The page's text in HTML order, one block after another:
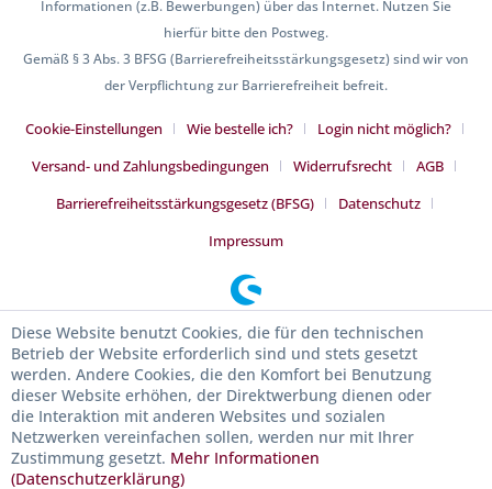
Informationen (z.B. Bewerbungen) über das Internet. Nutzen Sie
hierfür bitte den Postweg.
Gemäß § 3 Abs. 3 BFSG (Barrierefreiheitsstärkungsgesetz) sind wir von
der Verpflichtung zur Barrierefreiheit befreit.
Cookie-Einstellungen Wie bestelle ich?
Login nicht möglich?
Versand- und Zahlungsbedingungen
Widerrufsrecht
AGB
Barrierefreiheitsstärkungsgesetz (BFSG)
Datenschutz
Impressum
Diese Website benutzt Cookies, die für den technischen
Betrieb der Website erforderlich sind und stets gesetzt
werden. Andere Cookies, die den Komfort bei Benutzung
dieser Website erhöhen, der Direktwerbung dienen oder
die Interaktion mit anderen Websites und sozialen
Netzwerken vereinfachen sollen, werden nur mit Ihrer
Zustimmung gesetzt. Mehr Informationen
(Datenschutzerklärung)